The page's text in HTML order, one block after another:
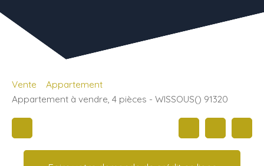
Vente
Appartement
Appartement à vendre, 4 pièces - WISSOUS() 91320